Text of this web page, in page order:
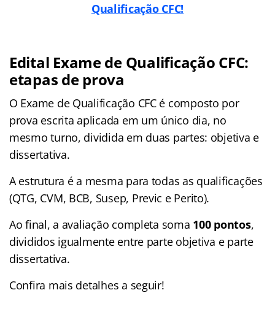
Qualificação CFC!
Edital Exame de Qualificação CFC:
etapas de prova
O Exame de Qualificação CFC é composto por
prova escrita aplicada em um único dia, no
mesmo turno, dividida em duas partes: objetiva e
dissertativa.
A estrutura é a mesma para todas as qualificações
(QTG, CVM, BCB, Susep, Previc e Perito).
Ao final, a avaliação completa soma 100 pontos,
divididos igualmente entre parte objetiva e parte
dissertativa.
Confira mais detalhes a seguir!